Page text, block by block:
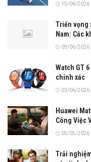
15/06/2026
Triển vọng
Nam: Các
09/06/2026
Watch GT
chính xác
03/06/2026
Huawei
Công Việc
05/05/2026
Trải